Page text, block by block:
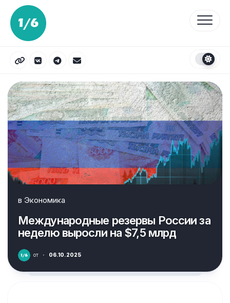
Перейти
содержанию
в Экономика
Международные резервы России за
неделю выросли на $7,5 млрд
от · 06.10.2025